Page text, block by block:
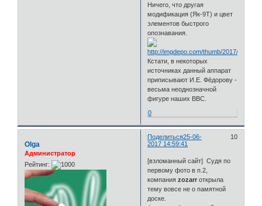
Ничего, что другая
модификация (Як-9Т) и цвет
элементов быстрого
опознавания.
Кстати, в некоторых
источниках данный аппарат
приписывают И.Е. Фёдорову -
весьма неоднозначной
фигуре наших ВВС.
0
Поделиться 10
25-06-
2017 14:59:41
Olga
Администратор
Рейтинг:
[взломанный сайт] Судя по
первому фото в п.2,
компанияzozarr открыла
тему вовсе не о памятной
доске.